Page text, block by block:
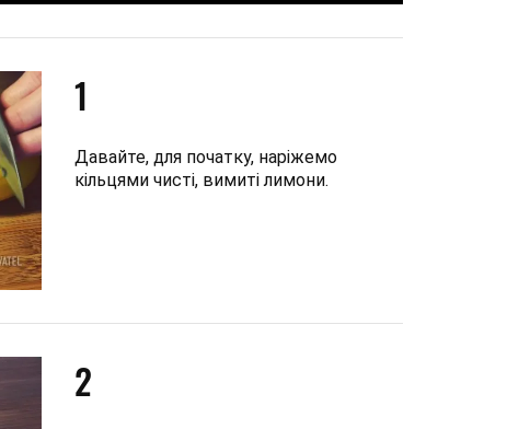
1
Давайте, для початку, наріжемо
кільцями чисті, вимиті лимони.
2